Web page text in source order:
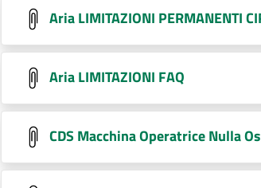
Aria LIMITAZIONI PERMANENTI
Aria LIMITAZIONI FAQ
CDS Macchina Operatrice Nulla